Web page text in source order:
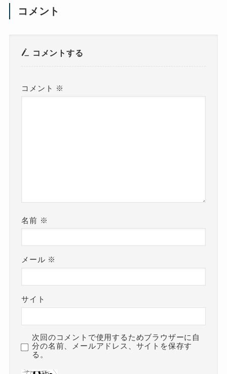
コメント
コメントする
コメント ※
名前 ※
メール ※
サイト
次回のコメントで使用するためブラウザーに自
分の名前、メールアドレス、サイトを保存す
る。